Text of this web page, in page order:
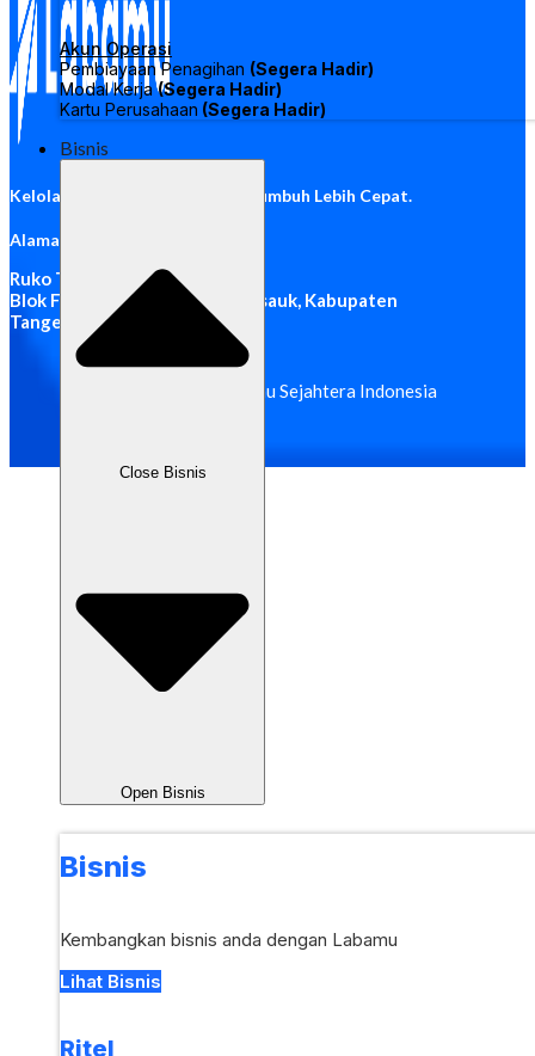
Akun Operasi
Pembiayaan Penagihan (Segera Hadir)
Modal Kerja(Segera Hadir)
Kartu Perusahaan (Segera Hadir)
Bisnis
Close Bisnis
Open Bisnis
Bisnis
Kembangkan bisnis anda dengan Labamu
Lihat Bisnis
Ritel
Kelola Bisnis Lebih Mudah. Bertumbuh Lebih Cepat.
Alamat Kantor
Ruko The Icon 5 Business Park,
Blok F No. 05, Sampora, Kec. Cisauk, Kabupaten
Tangerang, Banten 15345
© 2026 PT Labamu Sejahtera Indonesia